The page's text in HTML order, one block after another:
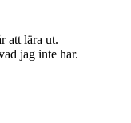
att lära ut.
jag inte har.